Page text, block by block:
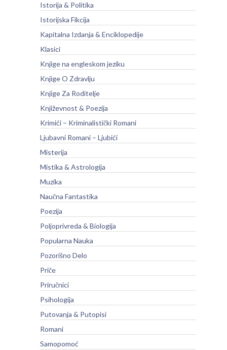
Istorija & Politika
Istorijska Fikcija
Kapitalna Izdanja & Enciklopedije
Klasici
Knjige na engleskom jeziku
Knjige O Zdravlju
Knjige Za Roditelje
Književnost & Poezija
Krimići – Kriminalistički Romani
Ljubavni Romani – Ljubići
Misterija
Mistika & Astrologija
Muzika
Naučna Fantastika
Poezija
Poljoprivreda & Biologija
Popularna Nauka
Pozorišno Delo
Priče
Priručnici
Psihologija
Putovanja & Putopisi
Romani
Samopomoć